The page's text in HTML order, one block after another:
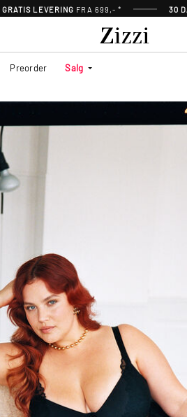
GRATIS LEVERING FRA 699,- * 30
Preorder Salg